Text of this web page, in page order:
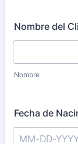
Nombre del
Nombre
Fecha de